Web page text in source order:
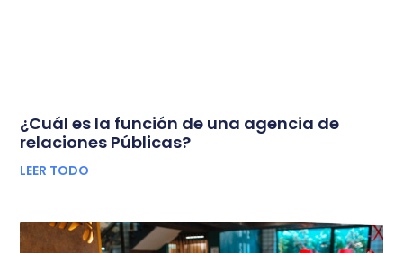
¿Cuál es la función de una agencia de
relaciones Públicas?
LEER TODO